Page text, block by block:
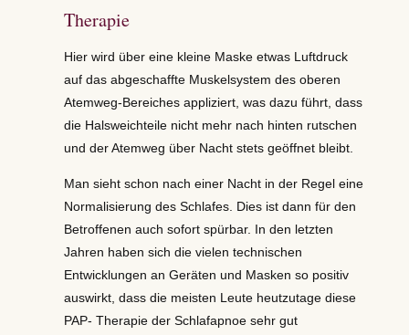
Therapie
Hier wird über eine kleine Maske etwas Luftdruck
auf das abgeschaffte Muskelsystem des oberen
Atemweg-Bereiches appliziert, was dazu führt, dass
die Halsweichteile nicht mehr nach hinten rutschen
und der Atemweg über Nacht stets geöffnet bleibt.
Man sieht schon nach einer Nacht in der Regel eine
Normalisierung des Schlafes. Dies ist dann für den
Betroffenen auch sofort spürbar. In den letzten
Jahren haben sich die vielen technischen
Entwicklungen an Geräten und Masken so positiv
auswirkt, dass die meisten Leute heutzutage diese
PAP- Therapie der Schlafapnoe sehr gut